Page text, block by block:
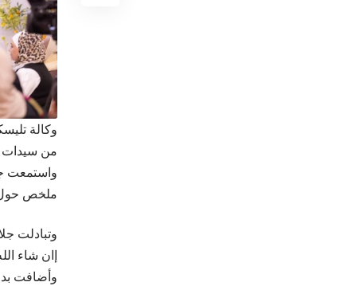
وكالة
من سيدات
واستمعت
ملخص حول
وتبادلت
إان شاء
وأضافت